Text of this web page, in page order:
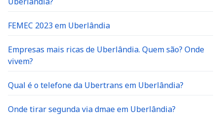
FEMEC 2023 em Uberlândia
Empresas mais ricas de Uberlândia. Quem são? Onde
vivem?
Qual é o telefone da Ubertrans em Uberlândia?
Onde tirar segunda via dmae em Uberlândia?